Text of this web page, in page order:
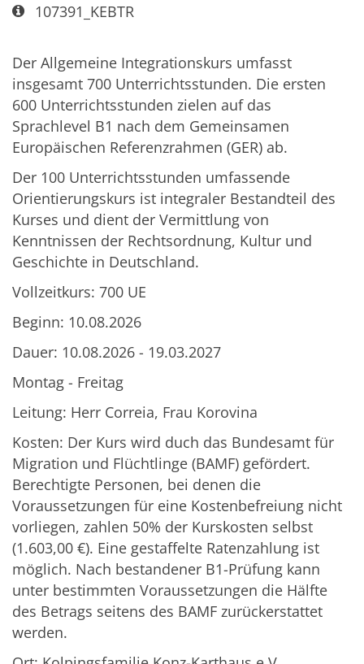
Art bzw. Nummer:
107391_KEBTR
Der Allgemeine Integrationskurs umfasst
insgesamt 700 Unterrichtsstunden. Die ersten
600 Unterrichtsstunden zielen auf das
Sprachlevel B1 nach dem Gemeinsamen
Europäischen Referenzrahmen (GER) ab.
Der 100 Unterrichtsstunden umfassende
Orientierungskurs ist integraler Bestandteil des
Kurses und dient der Vermittlung von
Kenntnissen der Rechtsordnung, Kultur und
Geschichte in Deutschland.
Vollzeitkurs: 700 UE
Beginn: 10.08.2026
Dauer: 10.08.2026 - 19.03.2027
Montag - Freitag
Leitung: Herr Correia, Frau Korovina
Kosten: Der Kurs wird duch das Bundesamt für
Migration und Flüchtlinge (BAMF) gefördert.
Berechtigte Personen, bei denen die
Voraussetzungen für eine Kostenbefreiung nicht
vorliegen, zahlen 50% der Kurskosten selbst
(1.603,00 €). Eine gestaffelte Ratenzahlung ist
möglich. Nach bestandener B1-Prüfung kann
unter bestimmten Voraussetzungen die Hälfte
des Betrags seitens des BAMF zurückerstattet
werden.